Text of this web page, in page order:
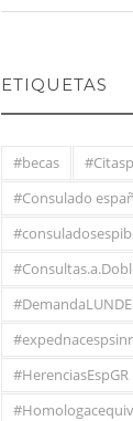
ETIQUETAS
#becas
#Consulado
#HerenciasEspGR